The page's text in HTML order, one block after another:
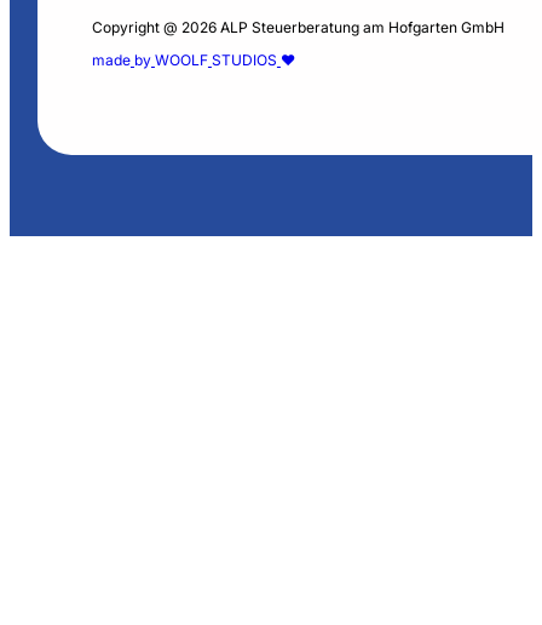
Copyright @ 2026 ALP Steuerberatung am Hofgarten GmbH
made by WOOLF STUDIOS ❤️